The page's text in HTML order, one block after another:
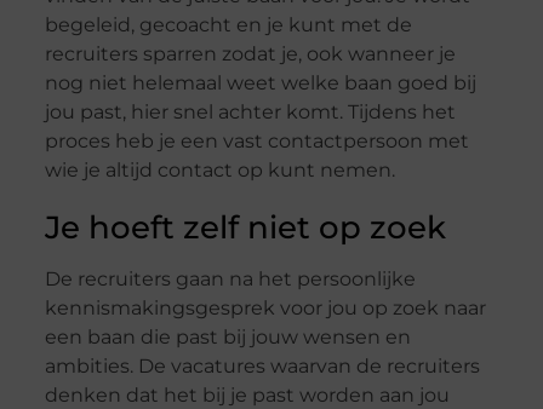
begeleid, gecoacht en je kunt met de
recruiters sparren zodat je, ook wanneer je
nog niet helemaal weet welke baan goed bij
jou past, hier snel achter komt. Tijdens het
proces heb je een vast contactpersoon met
wie je altijd contact op kunt nemen.
Je hoeft zelf niet op zoek
De recruiters gaan na het persoonlijke
kennismakingsgesprek voor jou op zoek naar
een baan die past bij jouw wensen en
ambities. De vacatures waarvan de recruiters
denken dat het bij je past worden aan jou